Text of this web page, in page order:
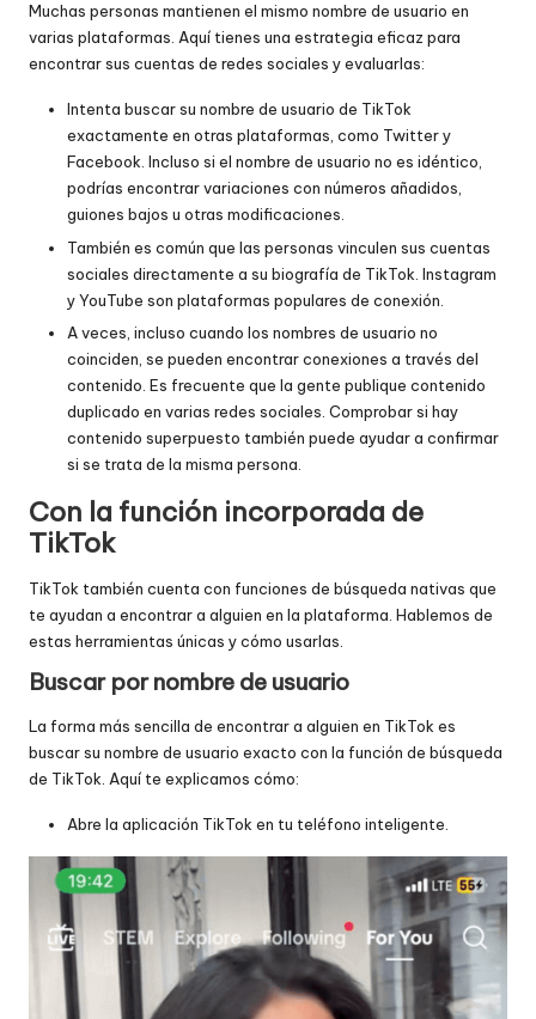
Muchas personas mantienen el mismo nombre de usuario en
varias plataformas. Aquí tienes una estrategia eficaz para
encontrar sus cuentas de redes sociales y evaluarlas:
Intenta buscar su nombre de usuario de TikTok
exactamente en otras plataformas, como Twitter y
Facebook. Incluso si el nombre de usuario no es idéntico,
podrías encontrar variaciones con números añadidos,
guiones bajos u otras modificaciones.
También es común que las personas vinculen sus cuentas
sociales directamente a su biografía de TikTok. Instagram
y YouTube son plataformas populares de conexión.
A veces, incluso cuando los nombres de usuario no
coinciden, se pueden encontrar conexiones a través del
contenido. Es frecuente que la gente publique contenido
duplicado en varias redes sociales. Comprobar si hay
contenido superpuesto también puede ayudar a confirmar
si se trata de la misma persona.
Con la función incorporada de
TikTok
TikTok también cuenta con funciones de búsqueda nativas que
te ayudan a encontrar a alguien en la plataforma. Hablemos de
estas herramientas únicas y cómo usarlas.
Buscar por nombre de usuario
La forma más sencilla de encontrar a alguien en TikTok es
buscar su nombre de usuario exacto con la función de búsqueda
de TikTok. Aquí te explicamos cómo:
Abre la aplicación TikTok en tu teléfono inteligente.